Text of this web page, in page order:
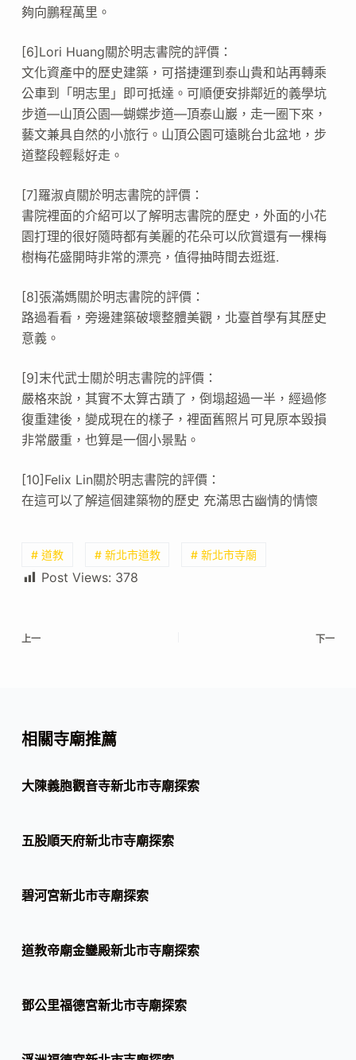
夠向鵬程萬里。
[6]Lori Huang關於明志書院的評價：
文化資產中的歷史建築，可搭捷運到泰山貴和站再轉乘
公車到「明志里」即可抵達。可順便安排鄰近的義學坑
步道—山頂公園—蝴蝶步道—頂泰山巖，走一圈下來，
藝文兼具自然的小旅行。山頂公園可遠眺台北盆地，步
道整段輕鬆好走。
[7]羅淑貞關於明志書院的評價：
書院裡面的介紹可以了解明志書院的歷史，外面的小花
園打理的很好隨時都有美麗的花朵可以欣賞還有一棵梅
樹梅花盛開時非常的漂亮，值得抽時間去逛逛.
[8]張滿媽關於明志書院的評價：
路過看看，旁邊建築破壞整體美觀，北臺首學有其歷史
意義。
[9]末代武士關於明志書院的評價：
嚴格來說，其實不太算古蹟了，倒塌超過一半，經過修
復重建後，變成現在的樣子，裡面舊照片可見原本毀損
非常嚴重，也算是一個小景點。
[10]Felix Lin關於明志書院的評價：
在這可以了解這個建築物的歷史 充滿思古幽情的情懷
# 道教 # 新北市道教 # 新北市寺廟
Post Views: 378
上一 下一
相關寺廟推薦
大陳義胞觀音寺新北市寺廟探索
五股順天府新北市寺廟探索
碧河宮新北市寺廟探索
道教帝廟金鑾殿新北市寺廟探索
鄧公里福德宮新北市寺廟探索